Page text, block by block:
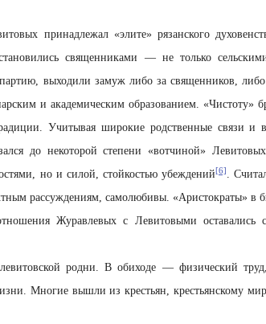
принадлежал «элите» рязанского
священниками — не только
выходили замуж либо за священников, либо
и академическим образованием. «Чистоту»
Учитывая широкие родственные связи и
до некоторой степени «вотчиной»
но и силой, стойкостью убеждений[6] .
рассуждениям, самолюбивы. «Аристократы» в
Журавлевых с Левитовыми оставались
родни. В обиходе — физический
Многие вышли из крестьян, крестьянскому